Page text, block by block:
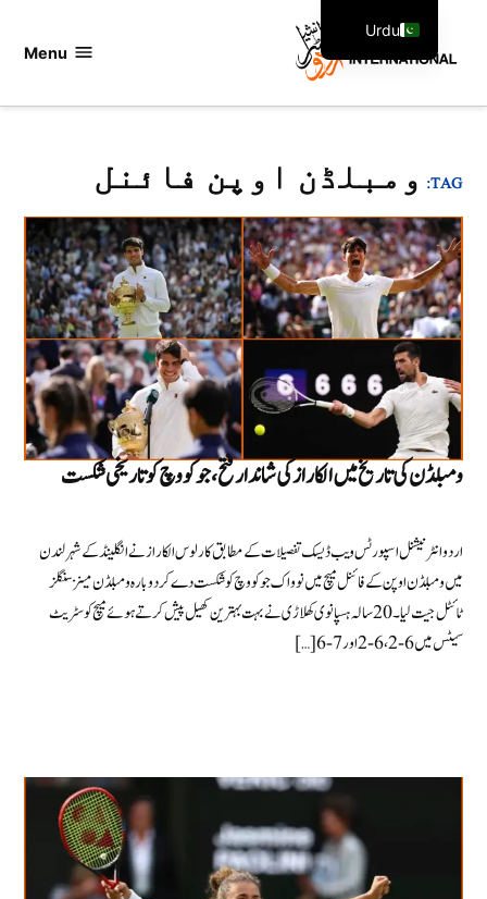
Menu
TAG: ومبلڈن اوپن فائنل
ومبلڈن کی تاریخ میں الکاراز کی شاندار فتح ،جوکووچ کو تاریخی شکست
اردو انٹرنیشنل اسپورٹس ویب ڈیسک تفصیلات کے مطابق کارلوس الکاراز نے انگلینڈ کے شہر لندن
میں ومبلڈن اوپن کے فائنل میچ میں نوواک جوکووچ کو شکست دے کر دوبارہ ومبلڈن مینز سنگلز
ٹائٹل جیت لیا۔ 20 سالہ ہسپانوی کھلاڑی نے بہت بہترین کھیل پیش کرتے ہوئے میچ کو سٹریٹ
سیٹس میں 6-2، 6-2 اور 7-6 […]
Urdu
English